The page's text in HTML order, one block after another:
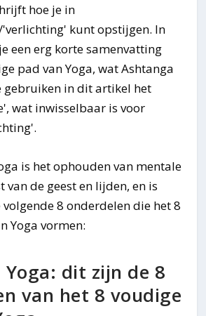
hoe je in
kunt opstijgen. In
een erg korte samenvatting
pad van Yoga, wat Ashtanga
gebruiken in dit artikel het
wat inwisselbaar is voor
is het ophouden van mentale
de geest en lijden, en is
8 onderdelen die het 8
Yoga vormen:
dit zijn de 8
van het 8 voudige